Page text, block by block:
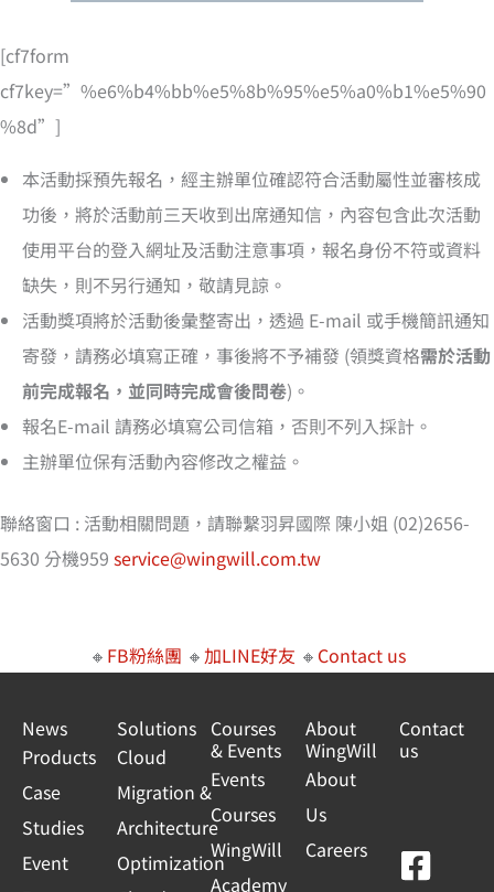
[cf7form
cf7key=”%e6%b4%bb%e5%8b%95%e5%a0%b1%e5%90
%8d”]
本活動採預先報名，經主辦單位確認符合活動屬性並審核成
功後，將於活動前三天收到出席通知信，內容包含此次活動
使用平台的登入網址及活動注意事項，報名身份不符或資料
缺失，則不另行通知，敬請見諒。
活動獎項將於活動後彙整寄出，透過 E-mail 或手機簡訊通知
寄發，請務必填寫正確，事後將不予補發 (領獎資格需於活動
前完成報名，並同時完成會後問卷)。
報名E-mail 請務必填寫公司信箱，否則不列入採計。
主辦單位保有活動內容修改之權益。
聯絡窗口 : 活動相關問題，請聯繫羽昇國際 陳小姐 (02)2656-
5630 分機959 service@wingwill.com.tw
🔸 FB粉絲團 🔸加LINE好友 🔸 Contact us
News
Products
Case
Studies
Event
Solutions
Cloud
Migration &
Architecture
Optimization
Courses
& Events
Events
Courses
WingWill
Academy
About
WingWill
About
Us
Careers
Contact
us
F
Y
L
L